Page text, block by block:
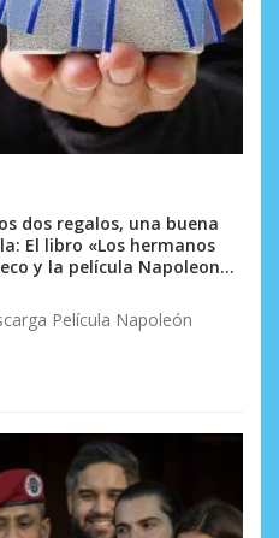
dos regalos, una buena
El libro «Los hermanos
y la película Napoleon…
Película Napoleón